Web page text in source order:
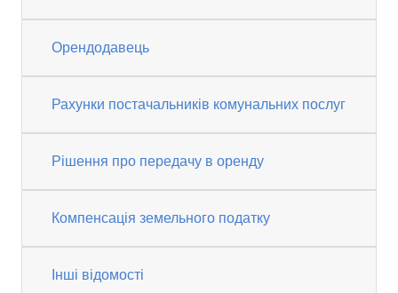
Орендодавець
Рахунки постачальників комунальних послуг
Рішення про передачу в оренду
Компенсація земельного податку
Інші відомості